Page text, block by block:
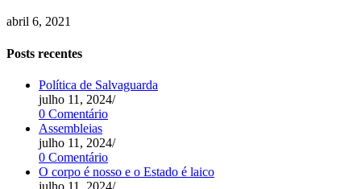
abril 6, 2021
Posts recentes
Política de Salvaguarda
julho 11, 2024/
0 Comentário
Assembleias
julho 11, 2024/
0 Comentário
O corpo é nosso e o Estado é laico
julho 11, 2024/